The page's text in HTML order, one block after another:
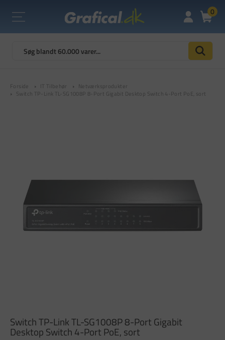
0
Forside IT Tilbehør
Netværksprodukter
Switch TP-Link TL-SG1008P 8-Port Gigabit Desktop Switch 4-Port PoE, sort
Switch TP-Link TL-SG1008P 8-Port Gigabit
Desktop Switch 4-Port PoE, sort